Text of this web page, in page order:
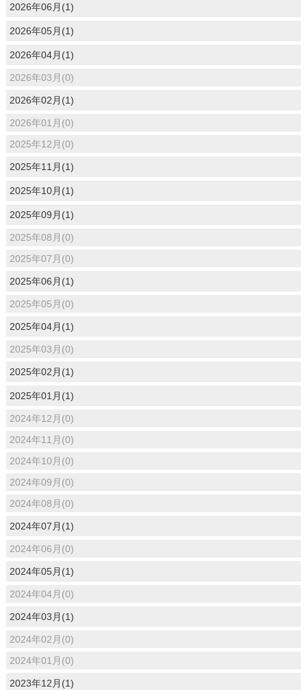
2026年06月(1)
2026年05月(1)
2026年04月(1)
2026年03月(0)
2026年02月(1)
2026年01月(0)
2025年12月(0)
2025年11月(1)
2025年10月(1)
2025年09月(1)
2025年08月(0)
2025年07月(0)
2025年06月(1)
2025年05月(0)
2025年04月(1)
2025年03月(0)
2025年02月(1)
2025年01月(1)
2024年12月(0)
2024年11月(0)
2024年10月(0)
2024年09月(0)
2024年08月(0)
2024年07月(1)
2024年06月(0)
2024年05月(1)
2024年04月(0)
2024年03月(1)
2024年02月(0)
2024年01月(0)
2023年12月(1)